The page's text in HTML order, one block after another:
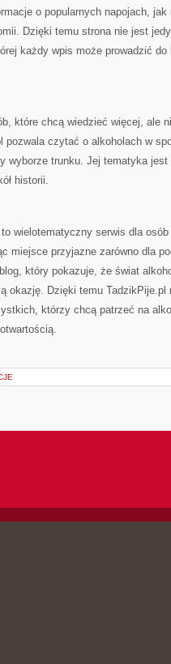
o popularnych napojach,
Dzięki temu strona nie jest
każdy wpis może prowadzić
które chcą wiedzieć więcej, ale
pozwala czytać o alkoholach w
wyborze trunku. Jej tematyka
historii.
wielotematyczny serwis dla
miejsce przyjazne zarówno dla
który pokazuje, że świat
okazję. Dzięki temu
którzy chcą patrzeć na